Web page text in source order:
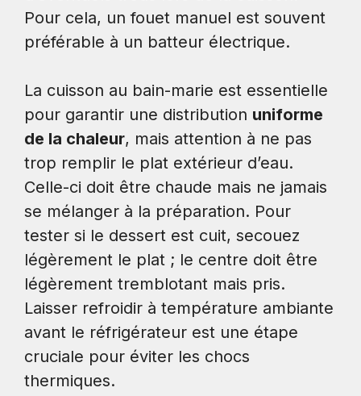
Pour cela, un fouet manuel est souvent
préférable à un batteur électrique.
La cuisson au bain-marie est essentielle
pour garantir une distribution uniforme
de la chaleur, mais attention à ne pas
trop remplir le plat extérieur d’eau.
Celle-ci doit être chaude mais ne jamais
se mélanger à la préparation. Pour
tester si le dessert est cuit, secouez
légèrement le plat ; le centre doit être
légèrement tremblotant mais pris.
Laisser refroidir à température ambiante
avant le réfrigérateur est une étape
cruciale pour éviter les chocs
thermiques.